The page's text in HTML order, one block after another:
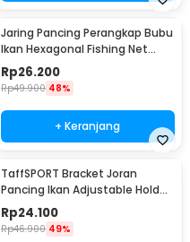
Jaring Pancing Perangkap Bubu
Ikan Hexagonal Fishing Net
Trap 8 Hole
Rp26.200
Rp49.900 48%
+ Keranjang
TaffSPORT Bracket Joran
Pancing Ikan Adjustable Holder
1.7M - V-003
Rp24.100
Rp46.900 49%